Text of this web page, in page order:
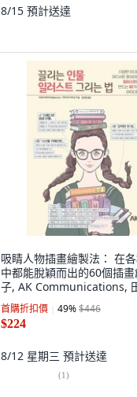
8/15 預計送達
吸睛人物插畫繪製法： 在
中都能脫穎而出的60個插
子, AK Communications,
一, 山口茉里子
首購折扣價 49%$446
$224
8/12 星期三 預計送達
(1)